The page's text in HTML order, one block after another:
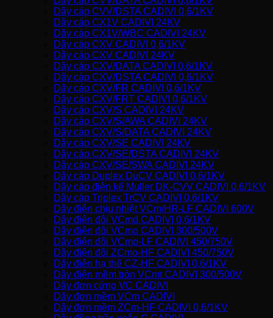
Dây cáp CVV/DSTA CADIVI 0,6/1KV
Dây cáp CX1V CADIVI 24KV
Dây cáp CX1V/WBC CADIVI 24KV
Dây cáp CXV CADIVI 0,6/1KV
Dây cáp CXV CADIVI 24KV
Dây cáp CXV/DATA CADIVI 0,6/1KV
Dây cáp CXV/DSTA CADIVI 0,6/1KV
Dây cáp CXV/FR CADIVI 0,6/1KV
Dây cáp CXV/FRT CADIVI 0,6/1KV
Dây cáp CXV/S CADIVI 24KV
Dây cáp CXV/S/AWA CADIVI 24KV
Dây cáp CXV/S/DATA CADIVI 24KV
Dây cáp CXV/SE CADIVI 24KV
Dây cáp CXV/SE/DSTA CADIVI 24KV
Dây cáp CXV/SE/SWA CADIVI 24KV
Dây cáp Duplex DuCV CADIVI 0,6/1KV
Dây cáp điện kế Muller DK-CVV CADIVI 0,6/1KV
Dây cáp Triplex TrCV CADIVI 0,6/1KV
Dây điện chịu nhiệt VCm/HR-LF CADIVI 600V
Dây điện đôi VCmd CADIVI 0,6/1KV
Dây điện đôi VCmo CADIVI 300/500V
Dây điện đôi VCmo-LF CADIVI 450/750V
Dây điện đôi ZCmo-HF CADIVI 450/750V
Dây điện hạ thế CZ-HF CADIVI 0,6/1KV
Dây điện mềm tròn VCmt CADIVI 300/500V
Dây đơn cứng VC CADIVI
Dây đơn mềm VCm CADIVI
Dây đơn mềm ZCm-HF CADIVI 0,6/1KV